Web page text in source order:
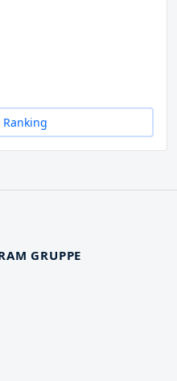
Ranking
GRUPPE